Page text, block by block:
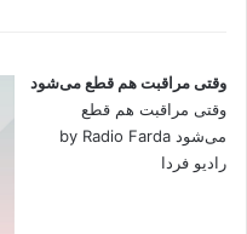
وقتی مراقبت هم قطع می‌شود
وقتی مراقبت هم قطع
می‌شود by Radio Farda
رادیو فردا